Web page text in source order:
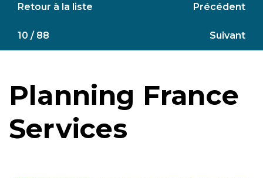
Retour à la liste Précédent
10 / 88 Suivant
Planning France
Services